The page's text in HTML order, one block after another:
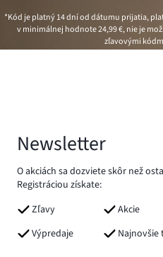
*Kód je platný 14 dní od dátumu prijatia,
v minimálnej hodnote24,99 €, nie je
zľavovými
Newsletter
O akciách sa dozviete skôr než
Registráciou získate:
Zľavy
Akcie
Výpredaje
Najnovšie